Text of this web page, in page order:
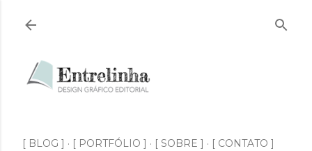
[ BLOG ] [ PORTFÓLIO ] [ SOBRE ] [ CONTATO ]